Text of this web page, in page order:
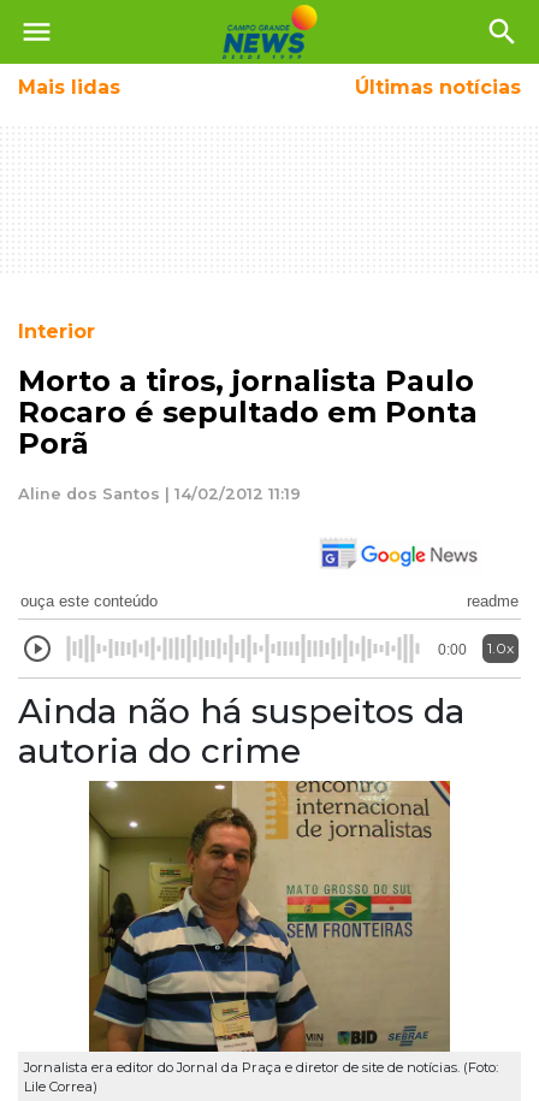
menu search
Mais lidas Últimas notícias
Interior
Morto a tiros, jornalista Paulo
Rocaro é sepultado em Ponta
Porã
Aline dos Santos | 14/02/2012 11:19
ouça este conteúdo readme
0:00 1.0x
Ainda não há suspeitos da
autoria do crime
Jornalista era editor do Jornal da Praça e diretor de site de notícias. (Foto:
Lile Correa)